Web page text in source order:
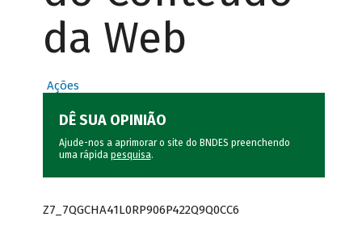
da Web
Ações
DÊ SUA OPINIÃO
Ajude-nos a aprimorar o site do BNDES preenchendo
uma rápida pesquisa.
Z7_7QGCHA41L0RP906P422Q9Q0CC6